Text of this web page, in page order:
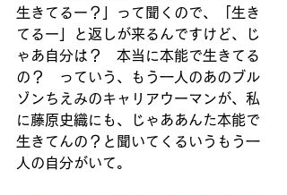
生きてるー？」って聞くので、「生き
てるー」と返しが来るんですけど、じ
ゃあ自分は？　本当に本能で生きてる
の？　っていう、もう一人のあのブル
ゾンちえみのキャリアウーマンが、私
に藤原史織にも、じゃああんた本能で
生きてんの？と聞いてくるいうもう一
人の自分がいて。